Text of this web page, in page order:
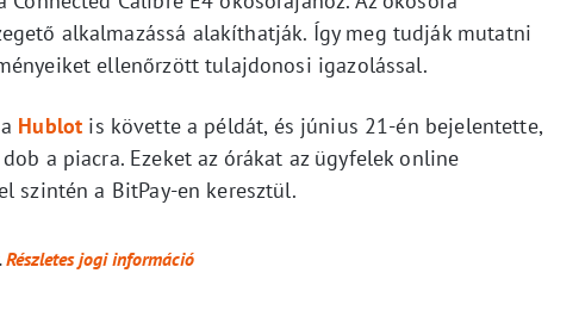
alkalmazássá alakíthatják. Így meg tudják mutatni
ellenőrzött tulajdonosi igazolással.
Hublot is követte a példát, és június 21-én bejelentette,
a piacra. Ezeket az órákat az ügyfelek online
szintén a BitPay-en keresztül.
Részletes jogi információ